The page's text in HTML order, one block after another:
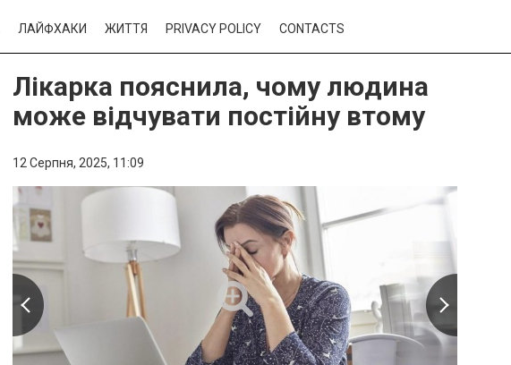
ЛАЙФХАКИ ЖИТТЯ PRIVACY POLICY CONTACTS
Лікарка пояснила, чому людина
може відчувати постійну втому
12 Серпня, 2025, 11:09